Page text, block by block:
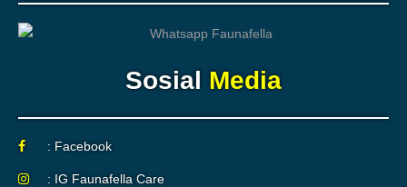
Sosial Media
: Facebook
: IG Faunafella Care